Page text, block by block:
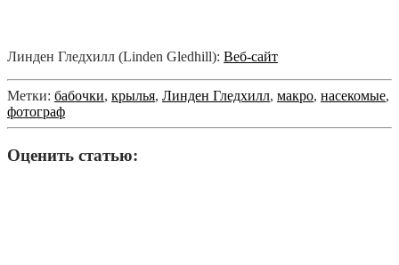
Линден Гледхилл (Linden Gledhill): Веб-сайт
Метки: бабочки, крылья, Линден Гледхилл, макро, насекомые,
фотограф
Оценить статью: